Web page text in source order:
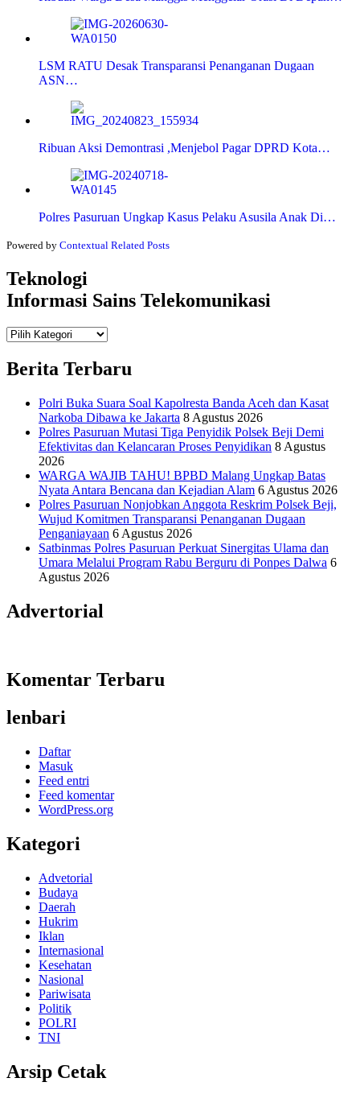
LSM RATU Desak Transparansi Penanganan Dugaan
ASN…
Ribuan Aksi Demontrasi ,Menjebol Pagar DPRD Kota…
Polres Pasuruan Ungkap Kasus Pelaku Asusila Anak Di…
Powered by Contextual Related Posts
Teknologi
Informasi Sains Telekomunikasi
Teknologi
Berita Terbaru
Polri Buka Suara Soal Kapolresta Banda Aceh dan Kasat
Narkoba Dibawa ke Jakarta 8 Agustus 2026
Polres Pasuruan Mutasi Tiga Penyidik Polsek Beji Demi
Efektivitas dan Kelancaran Proses Penyidikan 8 Agustus
2026
WARGA WAJIB TAHU! BPBD Malang Ungkap Batas
Nyata Antara Bencana dan Kejadian Alam 6 Agustus 2026
Polres Pasuruan Nonjobkan Anggota Reskrim Polsek Beji,
Wujud Komitmen Transparansi Penanganan Dugaan
Penganiayaan 6 Agustus 2026
Satbinmas Polres Pasuruan Perkuat Sinergitas Ulama dan
Umara Melalui Program Rabu Berguru di Ponpes Dalwa 6
Agustus 2026
Advertorial
Komentar Terbaru
lenbari
Daftar
Masuk
Feed entri
Feed komentar
WordPress.org
Kategori
Advetorial
Budaya
Daerah
Hukrim
Iklan
Internasional
Kesehatan
Nasional
Pariwisata
Politik
POLRI
TNI
Arsip Cetak